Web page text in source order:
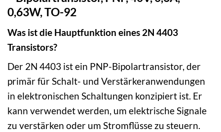
0,63W, TO-92
Was ist die Hauptfunktion eines 2N 4403
Transistors?
Der 2N 4403 ist ein PNP-Bipolartransistor, der
primär für Schalt- und Verstärkeranwendungen
in elektronischen Schaltungen konzipiert ist. Er
kann verwendet werden, um elektrische Signale
zu verstärken oder um Stromflüsse zu steuern.